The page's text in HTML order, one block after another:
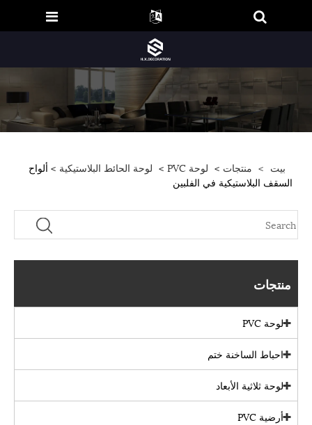
بيت > منتجات > لوحة PVC > لوحة الحائط البلاستيكية > ألواح
السقف البلاستيكية في الفلبين
منتجات
لوحة PVC
احباط الساخنة ختم
لوحة ثلاثية الأبعاد
أرضية PVC